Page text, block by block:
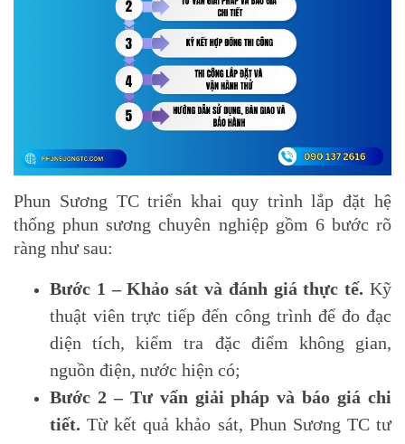
Phun Sương TC triển khai quy trình lắp đặt hệ
thống phun sương chuyên nghiệp gồm 6 bước rõ
ràng như sau:
Bước 1 – Khảo sát và đánh giá thực tế. Kỹ
thuật viên trực tiếp đến công trình để đo đạc
diện tích, kiểm tra đặc điểm không gian,
nguồn điện, nước hiện có;
Bước 2 – Tư vấn giải pháp và báo giá chi
tiết. Từ kết quả khảo sát, Phun Sương TC tư